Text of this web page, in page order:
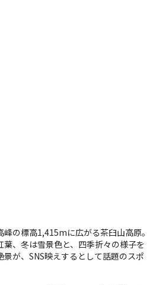
の標高1,415mに広がる茶臼山高原。
、冬は雪景色と、四季折々の様子を
が、SNS映えするとして話題のスポ